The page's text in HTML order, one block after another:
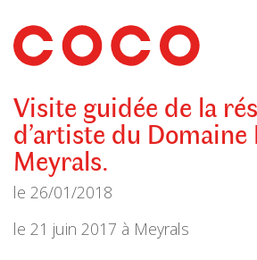
CoCo
Architecture
architecture,
urbanisme,
Visite guidée de la
d’artiste du Domaine
Meyrals.
le 26/01/2018
le 21 juin 2017 à Meyrals